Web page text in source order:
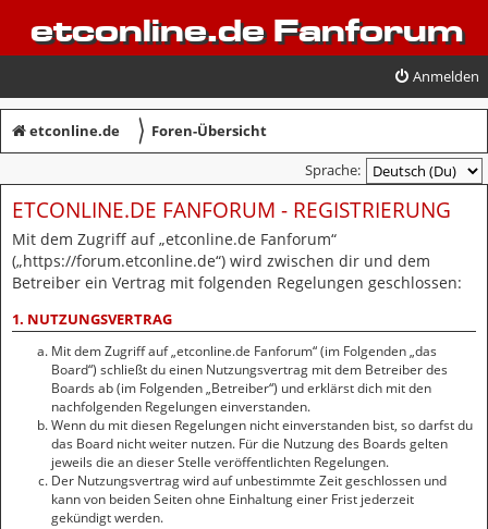
etconline.de Fanforum
Anmelden
etconline.de 〉 Foren-Übersicht
Sprache:
ETCONLINE.DE FANFORUM - REGISTRIERUNG
Mit dem Zugriff auf „etconline.de Fanforum“
(„https://forum.etconline.de“) wird zwischen dir und dem
Betreiber ein Vertrag mit folgenden Regelungen geschlossen:
1. NUTZUNGSVERTRAG
Mit dem Zugriff auf „etconline.de Fanforum“ (im Folgenden „das
Board“) schließt du einen Nutzungsvertrag mit dem Betreiber des
Boards ab (im Folgenden „Betreiber“) und erklärst dich mit den
nachfolgenden Regelungen einverstanden.
Wenn du mit diesen Regelungen nicht einverstanden bist, so darfst du
das Board nicht weiter nutzen. Für die Nutzung des Boards gelten
jeweils die an dieser Stelle veröffentlichten Regelungen.
Der Nutzungsvertrag wird auf unbestimmte Zeit geschlossen und
kann von beiden Seiten ohne Einhaltung einer Frist jederzeit
gekündigt werden.